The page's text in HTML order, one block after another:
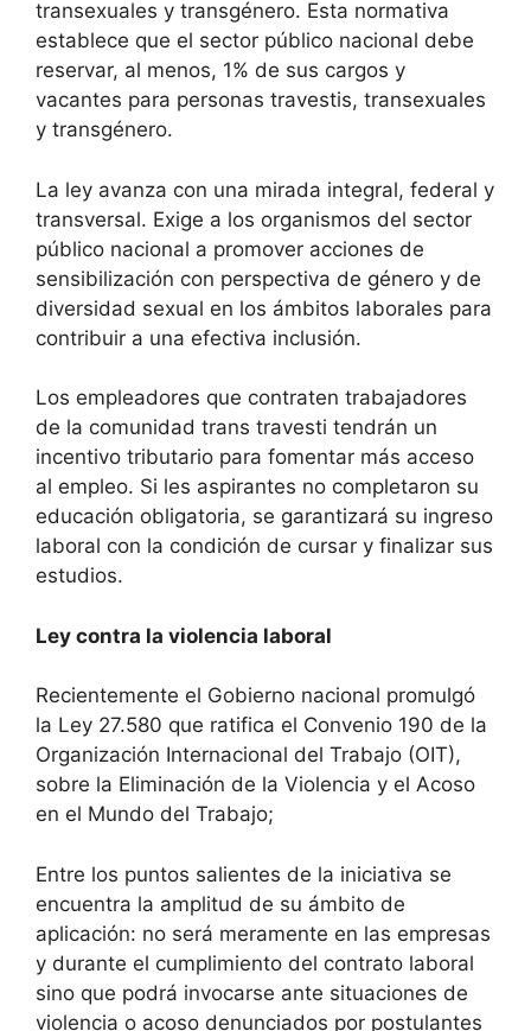
transexuales y transgénero. Esta normativa
establece que el sector público nacional debe
reservar, al menos, 1% de sus cargos y
vacantes para personas travestis, transexuales
y transgénero.
La ley avanza con una mirada integral, federal y
transversal. Exige a los organismos del sector
público nacional a promover acciones de
sensibilización con perspectiva de género y de
diversidad sexual en los ámbitos laborales para
contribuir a una efectiva inclusión.
Los empleadores que contraten trabajadores
de la comunidad trans travesti tendrán un
incentivo tributario para fomentar más acceso
al empleo. Si les aspirantes no completaron su
educación obligatoria, se garantizará su ingreso
laboral con la condición de cursar y finalizar sus
estudios.
Ley contra la violencia laboral
Recientemente el Gobierno nacional promulgó
la Ley 27.580 que ratifica el Convenio 190 de la
Organización Internacional del Trabajo (OIT),
sobre la Eliminación de la Violencia y el Acoso
en el Mundo del Trabajo;
Entre los puntos salientes de la iniciativa se
encuentra la amplitud de su ámbito de
aplicación: no será meramente en las empresas
y durante el cumplimiento del contrato laboral
sino que podrá invocarse ante situaciones de
violencia o acoso denunciados por postulantes